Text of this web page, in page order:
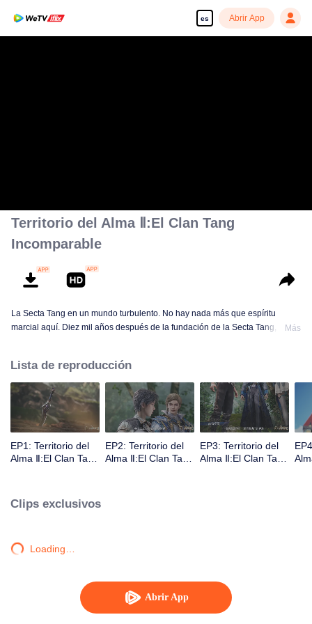
es Abrir App
Abrir App
Territorio del Alma Ⅱ:El Clan Tang
Incomparable
La Secta Tang en un mundo turbulento. No hay nada más que espíritu
marcial aquí. Diez mil años después de la fundación de la Secta Tang, está
gloria? Una bestia del alma de más de un millón de años; Electrolux, que
puede elegir estrellas; El nuevo sistema de utensilios del alma que condujo
al declive de la Secta Tang... Hay muchos secretos por revelar.
Más
Lista de reproducción
EP1: Territorio del
Alma Ⅱ:El Clan Tang
EP2: Territorio del
Alma Ⅱ:El Clan Tang
EP3: Territorio del
Alma Ⅱ:El Clan Tang
Clips exclusivos
Loading…